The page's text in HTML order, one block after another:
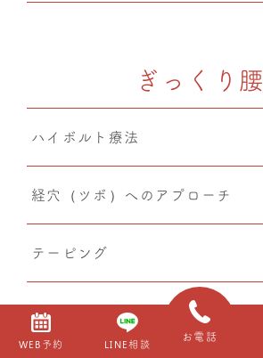
WEB予約 LINE相談
お電話
ぎっくり腰
ハイボルト療法
経穴（ツボ）へのアプローチ
テーピング
骨格矯正